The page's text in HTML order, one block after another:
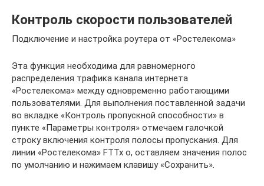
Контроль скорости пользователей
Подключение и настройка роутера от «Ростелекома»
Эта функция необходима для равномерного
распределения трафика канала интернета
«Ростелекома» между одновременно работающими
пользователями. Для выполнения поставленной задачи
во вкладке «Контроль пропускной способности» в
пункте «Параметры контроля» отмечаем галочкой
строку включения контроля полосы пропускания. Для
линии «Ростелекома» FTTx о, оставляем значения полос
по умолчанию и нажимаем клавишу «Сохранить».